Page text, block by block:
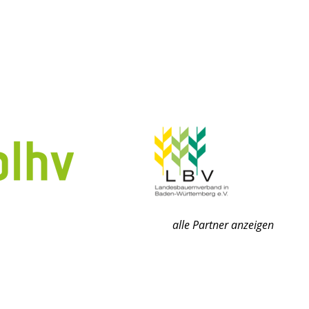
alle Partner anzeigen